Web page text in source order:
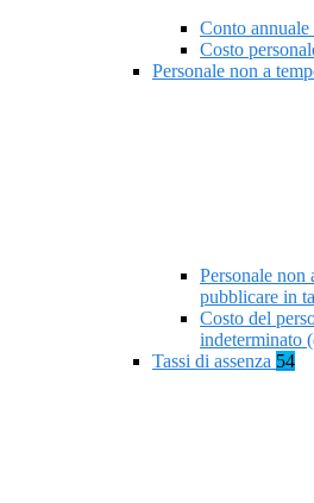
Conto annuale
Costo
Personale non a
Personale non
pubblicare in
Costo del
indeterminato
Tassi di assenza 54